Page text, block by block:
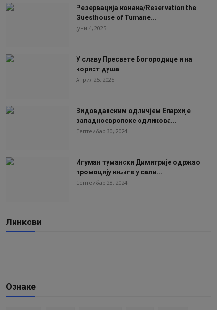
Резервација конака/Reservation the
Guesthouse of Tumane...
Јуни 4, 2025
У славу Пресвете Богородице и на
корист душа
Април 25, 2025
Видовданским одличјем Епархије
западноевропске одликова...
Септембар 30, 2024
Игуман тумански Димитрије одржао
промоцију књиге у сали...
Септембар 28, 2024
Линкови
Ознаке